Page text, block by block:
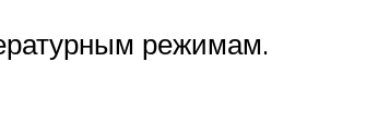
режимам.